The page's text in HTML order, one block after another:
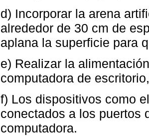
d) Incorporar la arena
alrededor de 30 cm de
aplana la superficie para
e) Realizar la
computadora de
f) Los dispositivos como
conectados a los puertos
computadora.